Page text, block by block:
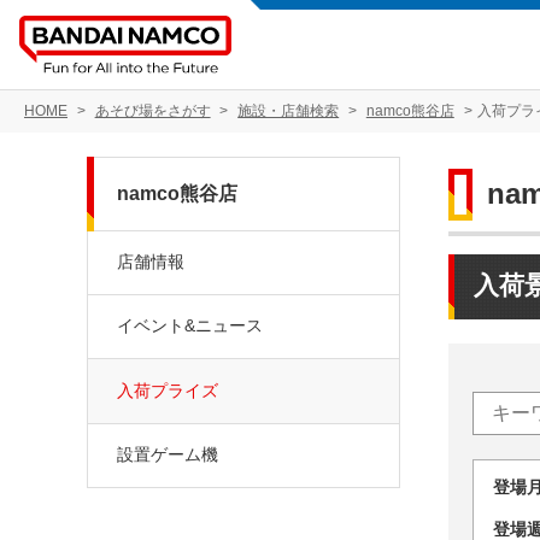
HOME あそび場をさがす 施設・店舗検索 namco熊谷店 入荷プラ
入荷
登
登
namco熊谷店
店舗情報
イベント&ニュース
入荷プライズ
設置ゲーム機